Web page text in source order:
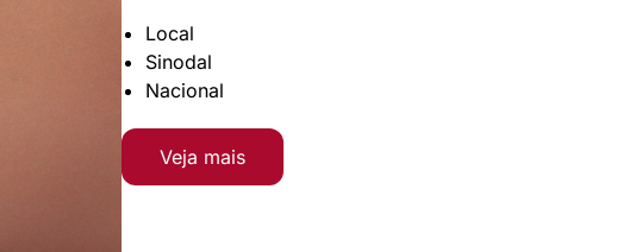
Local
Sinodal
Nacional
Veja mais